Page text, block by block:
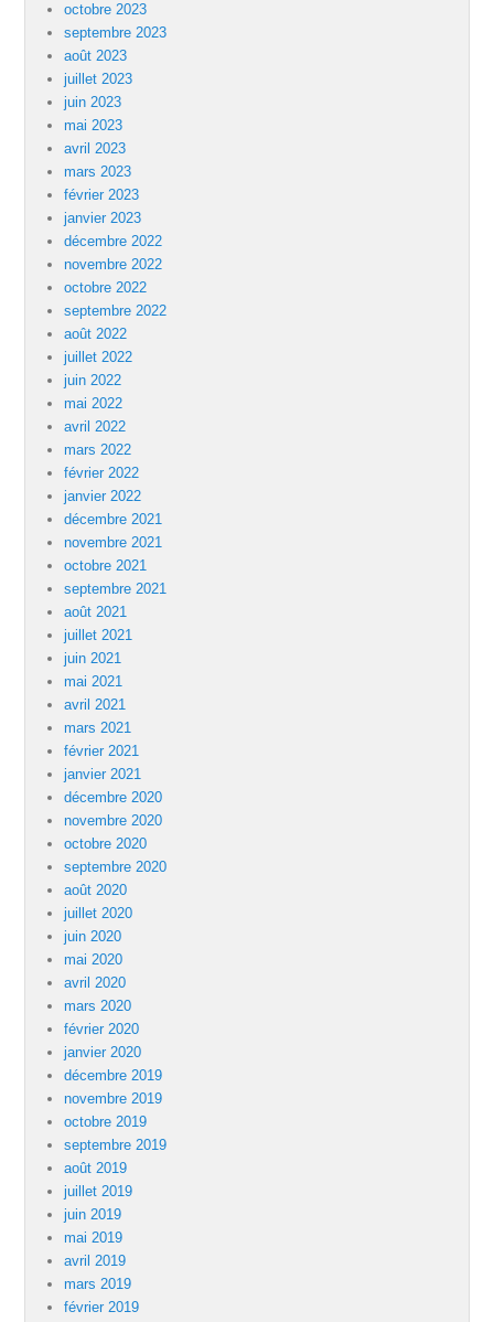
octobre 2023
septembre 2023
août 2023
juillet 2023
juin 2023
mai 2023
avril 2023
mars 2023
février 2023
janvier 2023
décembre 2022
novembre 2022
octobre 2022
septembre 2022
août 2022
juillet 2022
juin 2022
mai 2022
avril 2022
mars 2022
février 2022
janvier 2022
décembre 2021
novembre 2021
octobre 2021
septembre 2021
août 2021
juillet 2021
juin 2021
mai 2021
avril 2021
mars 2021
février 2021
janvier 2021
décembre 2020
novembre 2020
octobre 2020
septembre 2020
août 2020
juillet 2020
juin 2020
mai 2020
avril 2020
mars 2020
février 2020
janvier 2020
décembre 2019
novembre 2019
octobre 2019
septembre 2019
août 2019
juillet 2019
juin 2019
mai 2019
avril 2019
mars 2019
février 2019